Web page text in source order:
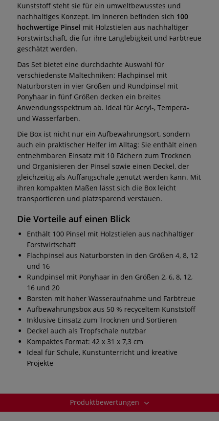
Kunststoff steht sie für ein umweltbewusstes und
nachhaltiges Konzept. Im Inneren befinden sich 100
hochwertige Pinsel mit Holzstielen aus nachhaltiger
Forstwirtschaft, die für ihre Langlebigkeit und Farbtreue
geschätzt werden.
Das Set bietet eine durchdachte Auswahl für
verschiedenste Maltechniken: Flachpinsel mit
Naturborsten in vier Größen und Rundpinsel mit
Ponyhaar in fünf Größen decken ein breites
Anwendungsspektrum ab. Ideal für Acryl-, Tempera-
und Wasserfarben.
Die Box ist nicht nur ein Aufbewahrungsort, sondern
auch ein praktischer Helfer im Alltag: Sie enthält einen
entnehmbaren Einsatz mit 10 Fächern zum Trocknen
und Organisieren der Pinsel sowie einen Deckel, der
gleichzeitig als Auffangschale genutzt werden kann. Mit
ihren kompakten Maßen lässt sich die Box leicht
transportieren und platzsparend verstauen.
Die Vorteile auf einen Blick
Enthält 100 Pinsel mit Holzstielen aus nachhaltiger
Forstwirtschaft
Flachpinsel aus Naturborsten in den Größen 4, 8, 12
und 16
Rundpinsel mit Ponyhaar in den Größen 2, 6, 8, 12,
16 und 20
Borsten mit hoher Wasseraufnahme und Farbtreue
Aufbewahrungsbox aus 50 % recyceltem Kunststoff
Inklusive Einsatz zum Trocknen und Sortieren
Deckel auch als Tropfschale nutzbar
Kompaktes Format: 42 x 31 x 7,3 cm
Ideal für Schule, Kunstunterricht und kreative
Projekte
Produktbewertungen